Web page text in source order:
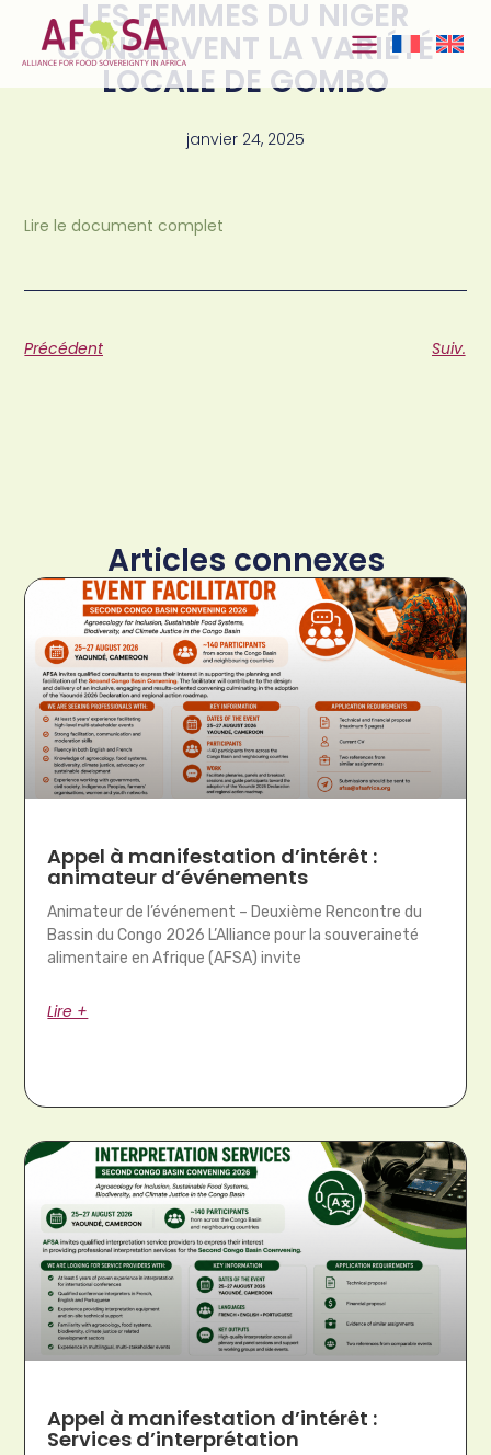
contenu LES FEMMES DU NIGER
CONSERVENT LA VARIÉTÉ
LOCALE DE GOMBO
janvier 24, 2025
Lire le document complet
Précédent Suiv.
Articles connexes
Appel à manifestation d’intérêt :
animateur d’événements
Animateur de l’événement – Deuxième Rencontre du
Bassin du Congo 2026 L’Alliance pour la souveraineté
alimentaire en Afrique (AFSA) invite
Lire +
Appel à manifestation d’intérêt :
Services d’interprétation